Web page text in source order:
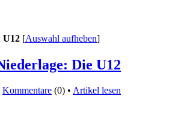
U12 [Auswahl aufheben]
Die U12
Kommentare (0) • Artikel lesen